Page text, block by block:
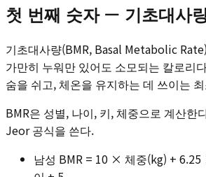
첫 번째 숫자 — 기초대사
기초대사량(BMR, Basal Metabolic
가만히 누워만 있어도 소모되는 칼로리
숨을 쉬고, 체온을 유지하는 데 쓰이는
BMR은 성별, 나이, 키, 체중으로 계산
Jeor 공식을 쓴다.
남성 BMR = 10 × 체중(kg) +